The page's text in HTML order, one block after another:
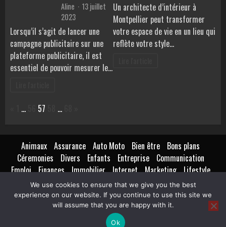
Aline
13 juillet
2023
Lorsqu’il s’agit de lancer une
campagne publicitaire sur une
plateforme publicitaire, il est
essentiel de pouvoir mesurer le…
Un architecte d’intérieur à
Montpellier peut transformer
votre espace de vie en un lieu qui
reflète votre style…
Page:
Previous
… 57 …
Animaux Assurance Auto Moto Bien être
Bons plans
Céremonies
Divers Enfants Entreprise
Communication
Emploi Finances Immobilier Internet Marketing Lifestyle
Loisirs Maison Extérieur Intérieur Maternité
Métiers
Mode Nutrition Santé Seniors Technologie
Transport
Voyages Tourisme
We use cookies to ensure that we give you the best
experience on our website. If you continue to use this site we
will assume that you are happy with it.
Ok